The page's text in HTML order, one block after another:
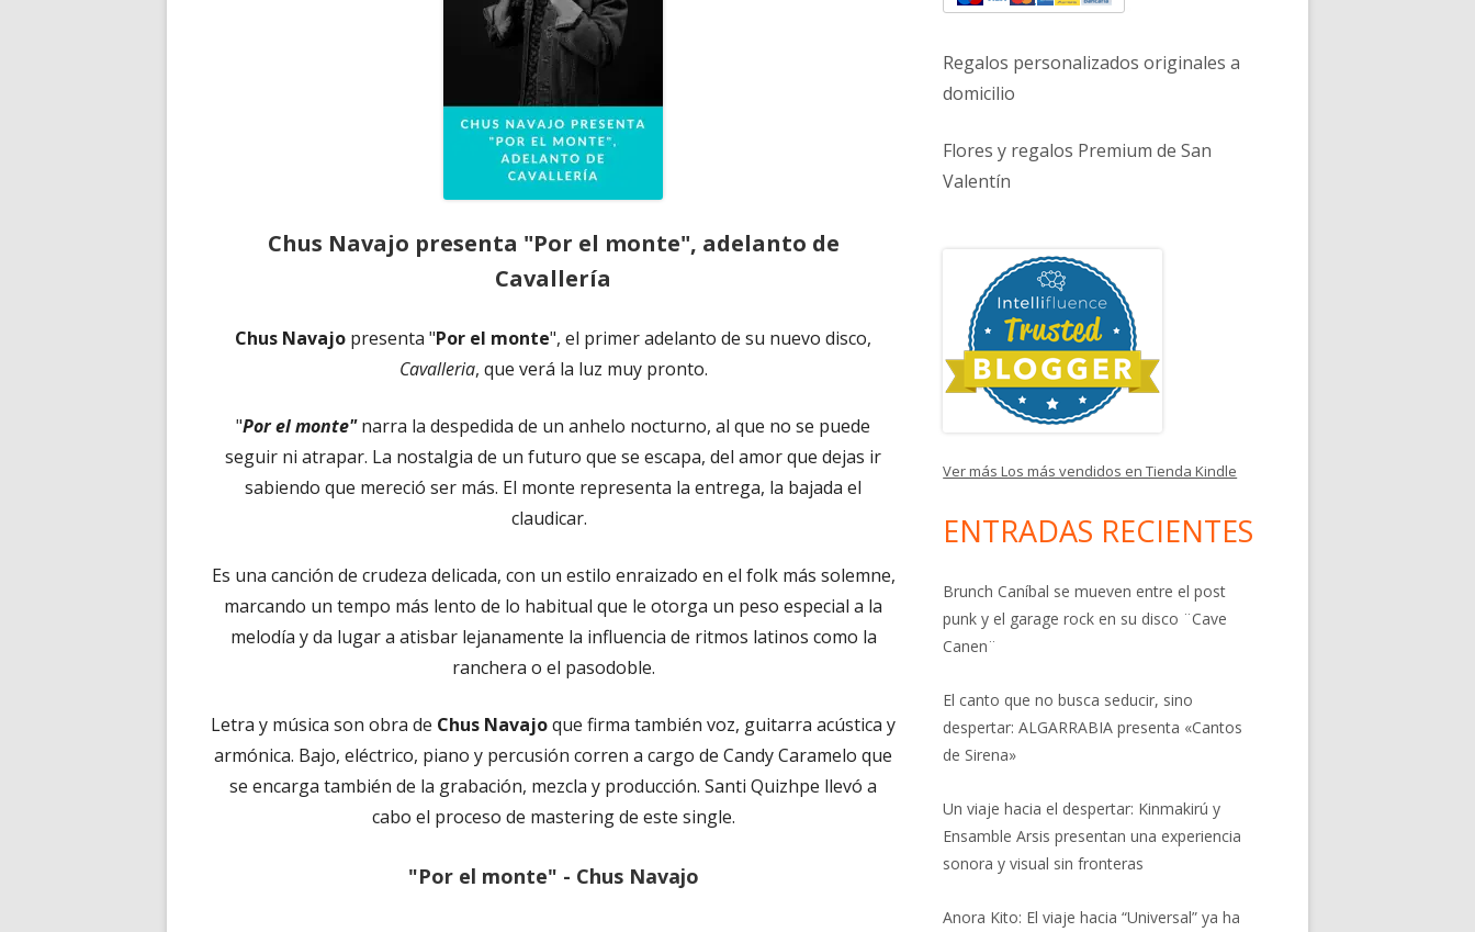
Chus Navajo presenta "Por el monte", adelanto de
Cavallería
Chus Navajo presenta "Por el monte", el primer adelanto de su nuevo disco,
Cavalleria, que verá la luz muy pronto.
"Por el monte"narra la despedida de un anhelo nocturno, al que no se puede
seguir ni atrapar. La nostalgia de un futuro que se escapa, del amor que dejas ir
sabiendo que mereció ser más. El monte representa la entrega, la bajada el
claudicar.
Es una canción de crudeza delicada, con un estilo enraizado en el folk más solemne,
marcando un tempo más lento de lo habitual que le otorga un peso especial a la
melodía y da lugar a atisbar lejanamente la influencia de ritmos latinos como la
ranchera o el pasodoble.
Letra y música son obra de Chus Navajoque firma también voz, guitarra acústica y
armónica. Bajo, eléctrico, piano y percusión corren a cargo de Candy Caramelo que
se encarga también de la grabación, mezcla y producción. Santi Quizhpe llevó a
cabo el proceso de mastering de este single.
"Por el monte" - Chus Navajo
Regalos personalizados originales a
domicilio
Flores y regalos Premium de San
Valentín
Ver más Los más vendidos en Tienda Kindle
ENTRADAS RECIENTES
Brunch Caníbal se mueven entre el post
punk y el garage rock en su disco ¨Cave
Canen¨
El canto que no busca seducir, sino
despertar: ALGARRABIA presenta «Cantos
de Sirena»
Un viaje hacia el despertar: Kinmakirú y
Ensamble Arsis presentan una experiencia
sonora y visual sin fronteras
Anora Kito: El viaje hacia “Universal” ya ha